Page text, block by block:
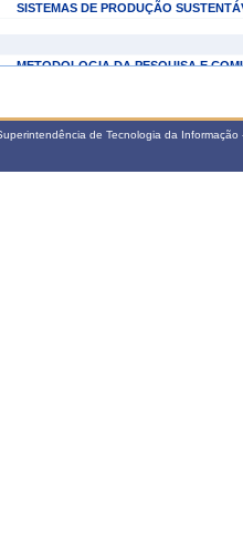
SISTEMAS DE PRODUÇÃO
METODOLOGIA DA PESQUISA E
SISTEMAS DE PRODUÇÃO
de Tecnologia da